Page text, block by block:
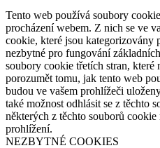
Tento web používá soubory
procházení webem. Z nich se ve
cookie, které jsou kategorizovány
nezbytné pro fungování
soubory cookie třetích stran, které
porozumět tomu, jak tento web
budou ve vašem prohlížeči
také možnost odhlásit se z těchto
některých z těchto souborů
prohlížení.
NEZBYTNÉ COOKIES